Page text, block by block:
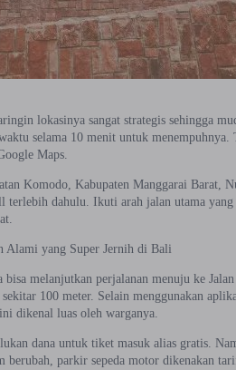
lokasinya sangat strategis sehingga
selama 10 menit untuk menempuhnya.
Maps.
Komodo, Kabupaten Manggarai Barat,
dahulu. Ikuti arah jalan utama yang
Alami yang Super Jernih di Bali
melanjutkan perjalanan menuju ke
100 meter. Selain menggunakan
dikenal luas oleh warganya.
dana untuk tiket masuk alias gratis.
berubah, parkir sepeda motor dikenakan